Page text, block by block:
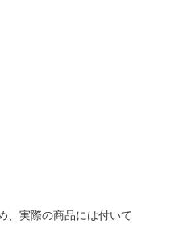
、実際の商品には付いて